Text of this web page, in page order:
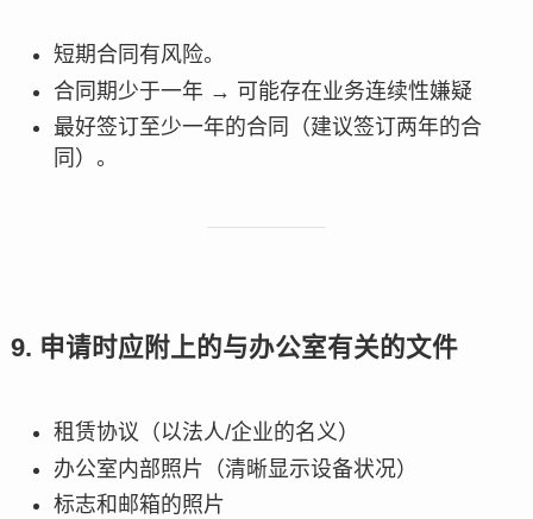
短期合同有风险。
合同期少于一年 → 可能存在业务连续性嫌疑
最好签订至少一年的合同（建议签订两年的合
同）。
9. 申请时应附上的与办公室有关的文件
租赁协议（以法人/企业的名义）
办公室内部照片（清晰显示设备状况）
标志和邮箱的照片